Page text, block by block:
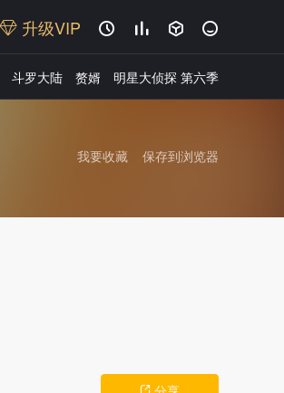
升级VIP    
斗罗大陆 赘婿 明星大侦探 第六季
保存到浏览器
我要收藏
